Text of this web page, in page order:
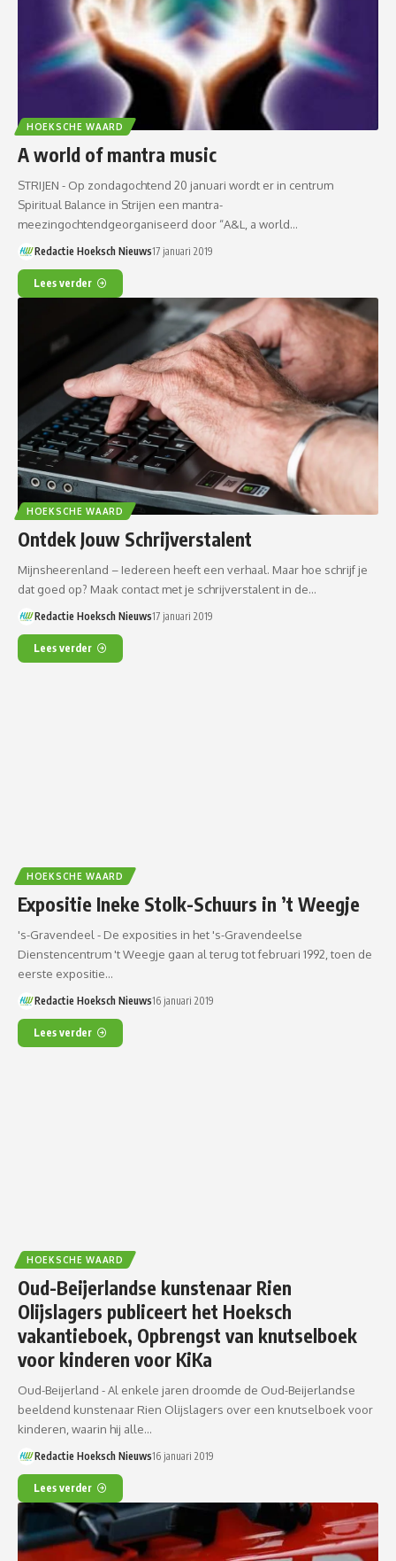
HOEKSCHE WAARD
A world of mantra music
STRIJEN - Op zondagochtend 20 januari wordt er in centrum
Spiritual Balance in Strijen een mantra-
meezingochtendgeorganiseerd door “A&L, a world…
Redactie Hoeksch Nieuws17 januari 2019
Lees verder
HOEKSCHE WAARD
Ontdek Jouw Schrijverstalent
Mijnsheerenland – Iedereen heeft een verhaal. Maar hoe schrijf je
dat goed op? Maak contact met je schrijverstalent in de…
Redactie Hoeksch Nieuws17 januari 2019
Lees verder
HOEKSCHE WAARD
Expositie Ineke Stolk-Schuurs in ’t Weegje
's-Gravendeel - De exposities in het 's-Gravendeelse
Dienstencentrum 't Weegje gaan al terug tot februari 1992, toen de
eerste expositie…
Redactie Hoeksch Nieuws16 januari 2019
Lees verder
HOEKSCHE WAARD
Oud-Beijerlandse kunstenaar Rien
Olijslagers publiceert het Hoeksch
vakantieboek, Opbrengst van knutselboek
voor kinderen voor KiKa
Oud-Beijerland - Al enkele jaren droomde de Oud-Beijerlandse
beeldend kunstenaar Rien Olijslagers over een knutselboek voor
kinderen, waarin hij alle…
Redactie Hoeksch Nieuws16 januari 2019
Lees verder